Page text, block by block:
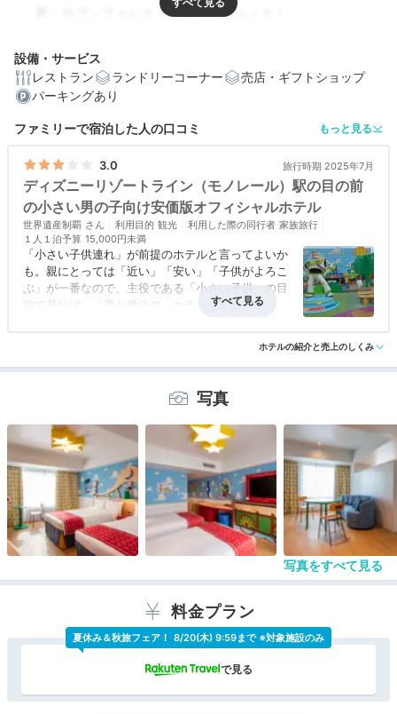
庭」やブッフェレストランも要チェック！
編集部おすすめの３つのポイント
ベイビューの客室もあり♡映画の世界さながらのお部屋
ウッディやバズに会える！中庭&広場のフォトスポット
朝食も夕食もブッフェ形式♩お腹いっぱいになれるグル
メ
設備・サービス
レストラン
ランドリーコーナー
売店・ギフトショップ
パーキングあり
ファミリーで宿泊した人の口コミ もっと見る
3.0 旅行時期 2025年7月
ディズニーリゾートライン（モノレール）駅の目の前
の小さい男の子向け安価版オフィシャルホテル
世界遺産制覇 利用目的 観光 利用した際の同行者 家族旅行
１人１泊予算 15,000円未満
「小さい子供連れ」が前提のホテルと言ってよいか
も。親にとっては「近い」「安い」「子供がよろこ
ぶ」が一番なので、主役である「小さい子供」の目
線で見れば、「夢と魔法の」ホテルに変身する。
を使って４名定員で宿泊できるファミリー使用。
モノレール（ディズニーリゾートライン）の駅を降
りて道路を渡るとすぐなのだが、敷地入口にある
「検問所」から声がかかる。宿泊者以外は進入禁止
になっているので、中で食事をするのは勿論、少し
見学でもということもできない仕組み。
今回大変だったのは、予約した家族が先に車で到着
して、遅れてモノレールでその「検問所」を通った
時のこと。予約した家族の名前を何度も言っても、
「ありません」との回答が続く、こちらの活舌が悪
かったせいか、聞き取れないのか、いいかげんにし
てくれ！となり、夢と魔法の王国はどこへや
ら。。。「検問所」の女性スタッフはまったく動じ
たルールらしい（ゲームじゃないぞ！）
ホテルの内庭には、キャラクターの子供向け遊び場
があったり、廊下も装飾されていたり、エレベータ
び。一番喜んだのはレストランのバイキングでトレ
ーをかたずけるたびに「シール」をもらえること。
アクセス 5.0 コスパ 4.0 客室 4.0 接客対応 4.0 風呂 3.0
ホテルの紹介と売上のしくみ
写真
写真をすべて見る
料金プラン
夏休み＆秋旅フェア！ 8/20(木) 9:59まで ※対象施設のみ